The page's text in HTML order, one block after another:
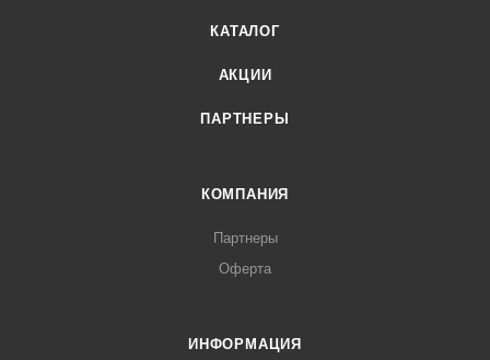
КАТАЛОГ
АКЦИИ
ПАРТНЕРЫ
КОМПАНИЯ
Партнеры
Оферта
ИНФОРМАЦИЯ